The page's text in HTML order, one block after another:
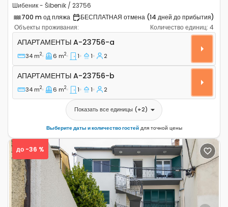
Шибеник - Šibenik / 23756
700 m од пляжа
БЕСПЛАТНАЯ отмена (14 дней до прибытия)
Объекты проживания:
Количество единиц: 4
Однокомнатные апартаменты Шибеник - Šibenik A-
АПАРТАМЕНТЫ A-23756-a
34 m2 6 m2 1 1 2
Апартаменты A-23756-b
АПАРТАМЕНТЫ A-23756-b
34 m2 6 m2 1 1 2
Показать все единицы (+2)
Выберите даты и количество гостейдля точной цены
до -36 %